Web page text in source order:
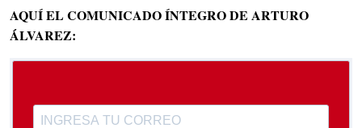
AQUÍ EL COMUNICADO ÍNTEGRO DE ARTURO
ÁLVAREZ: